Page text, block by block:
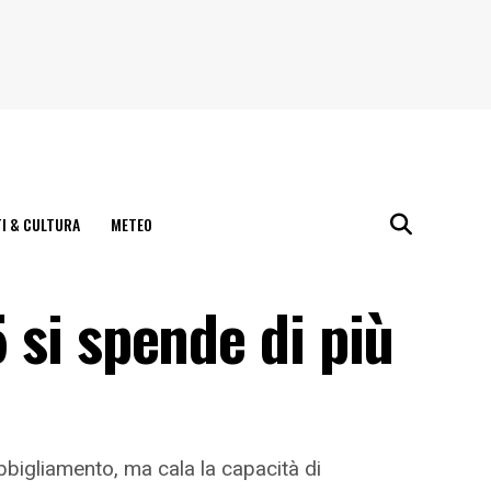
& CULTURA METEO
spende di più
ma cala la capacità di